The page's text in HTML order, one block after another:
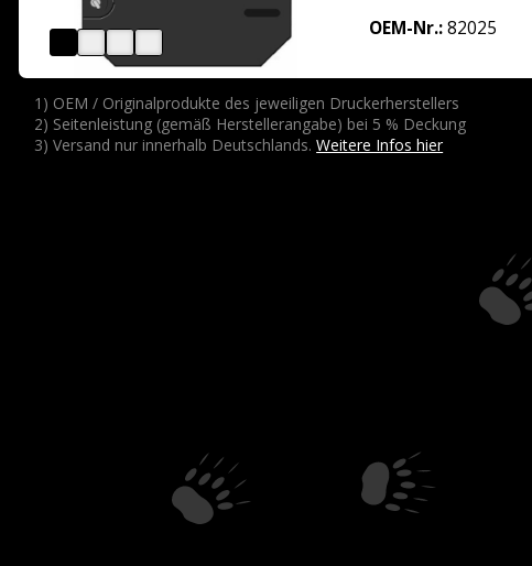
OEM-Nr.:82025
1) OEM / Originalprodukte des jeweiligen Druckerherstellers
2) Seitenleistung (gemäß Herstellerangabe) bei 5 % Deckung
3) Versand nur innerhalb Deutschlands.Weitere Infos hier